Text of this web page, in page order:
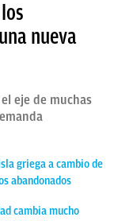
nueva
eje de muchas
griega a cambio de
abandonados
cambia mucho